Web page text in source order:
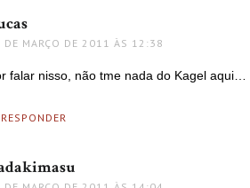
DE MARÇO DE 2011 ÀS 12:38
falar nisso, não tme nada do Kagel aqui…
RESPONDER